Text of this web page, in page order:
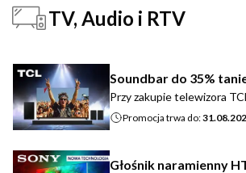
TV, Audio i RTV
Soundbar do 35%
Przy zakupie telewizora
Promocja trwa do:
Głośnik naramienny